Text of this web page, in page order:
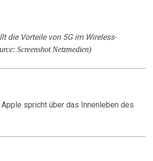
die Vorteile von 5G im Wireless-
Screenshot Netzmedien)
spricht über das Innenleben des